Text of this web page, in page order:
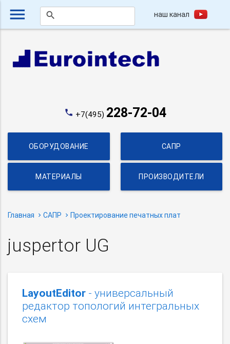
menu search наш канал
phone +7(495) 228-72-04
ОБОРУДОВАНИЕ САПР
МАТЕРИАЛЫ ПРОИЗВОДИТЕЛИ
Главная САПР Проектирование печатных плат
juspertor UG
LayoutEditor - универсальный
редактор топологий интегральных
схем